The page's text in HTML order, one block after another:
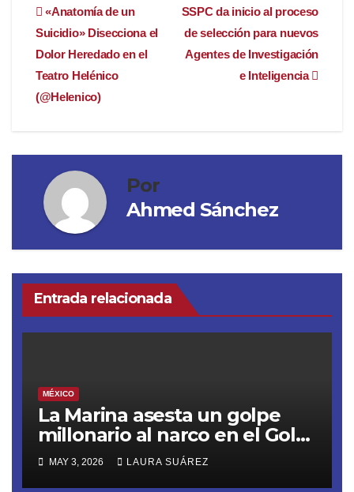
Navegación
de
entradas
SSPC da inicio al proceso
de selección para nuevos
Agentes de Investigación
e Inteligencia
«Anatomía de un
Suicidio» Disecciona el
Dolor Heredado en el
Teatro Helénico
(@Helenico)
Por
Ahmed Sánchez
Entrada relacionada
MÉXICO
La Marina asesta un golpe
millonario al narco en el Golfo
de Tehuantepec
MAY 3, 2026 LAURA SUÁREZ